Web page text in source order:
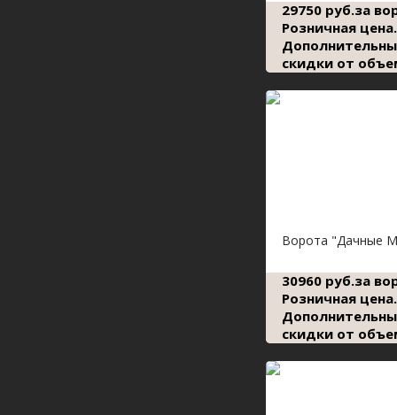
29750 руб.за
Розничная цена.
скидки от
Ворота "Дачные
30960 руб.за
Розничная цена.
скидки от